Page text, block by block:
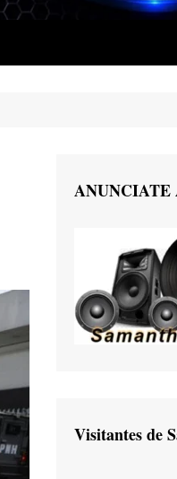
de Radio
ANUNCIATE
Visitantes de